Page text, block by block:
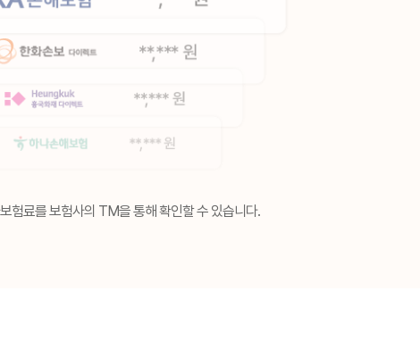
험료를 보험사의 TM을 통해 확인할 수 있습니다.